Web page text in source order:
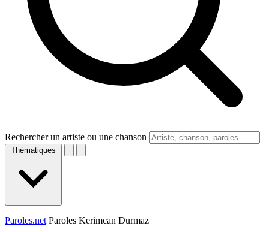
Rechercher un artiste ou une chanson
Thématiques
Paroles.net Paroles Kerimcan Durmaz